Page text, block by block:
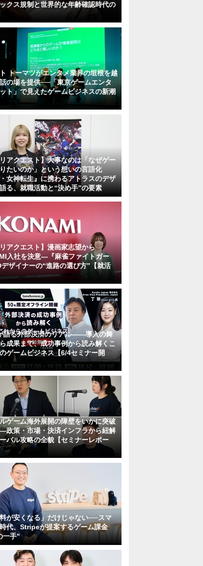
クス規制と世界的な年齢確認時代の
トーマツがエンタメ業界の垣根を越
の場を提供──「東京ゲームエンタ
ト」で見えたゲームビジネスの新潮
リアクエスト】大事なのは「なぜゲー
たいのか」という想いの言語化
女神転生』に携わるアトラスのデザ
る、就職活動と“決め手”の要素
リアクエスト】漫画家志望から
入社を決意―『麻雀ファイトガー
デザイナーの“進路の選び方”【就活
語る外部決済のリアル――導入の舞
成果まで、成功事例から読み解くこ
ゲームビジネス【6/4セミナー開
ゲーム海外展開の障壁をいかに突破
政策・市場・決済インフラから紐解
バル攻略の全貌【セミナーレポー
料が安くなる」だけじゃない──スマ
代、Stripeが提案するゲーム課金
一手"